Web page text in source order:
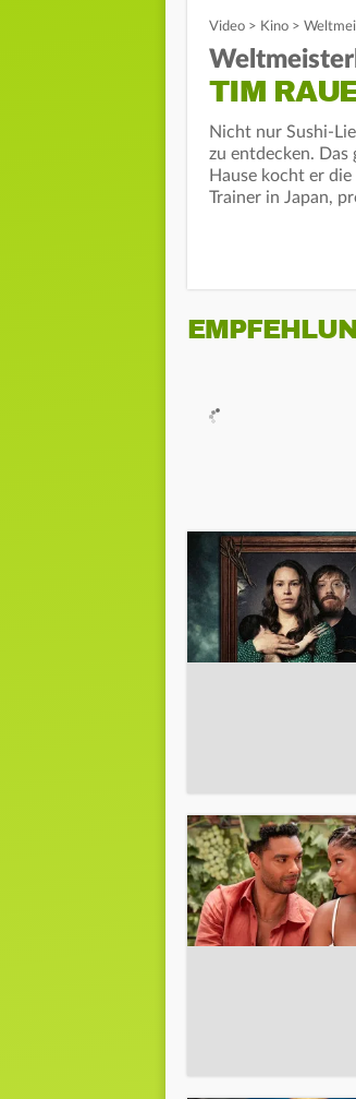
Video > Kino >
TIM
Nicht nur Sushi-
zu entdecken. Das
Hause kocht er
Trainer in Japan,